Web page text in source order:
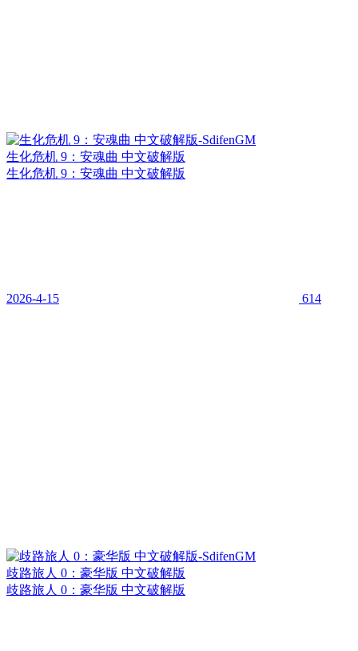
生化危机 9：安魂曲 中文破解版
生化危机 9：安魂曲 中文破解版
2026-4-15 614
歧路旅人 0：豪华版 中文破解版
歧路旅人 0：豪华版 中文破解版